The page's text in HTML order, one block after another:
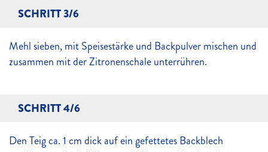
SCHRITT 3/6
Mehl sieben, mit Speisestärke und Backpulver mischen und
zusammen mit der Zitronenschale unterrühren.
SCHRITT 4/6
Den Teig ca. 1 cm dick auf ein gefettetes Backblech